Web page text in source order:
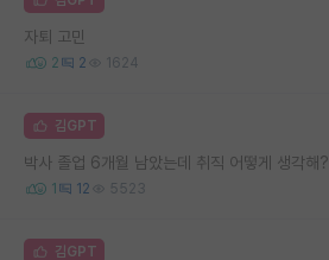
자퇴 고민
2 2 1624
김GPT
박사 졸업 6개월 남았는데 취직 어떻게 생각해?
1 12 5523
김GPT